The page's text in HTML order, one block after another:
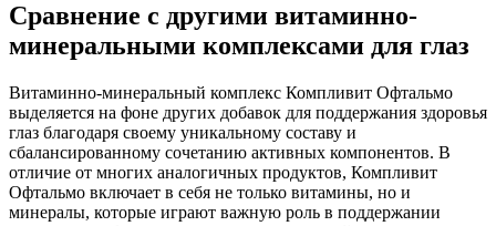
Сравнение с другими витаминно-
минеральными комплексами для глаз
Витаминно-минеральный комплекс Компливит Офтальмо
выделяется на фоне других добавок для поддержания здоровья
глаз благодаря своему уникальному составу и
сбалансированному сочетанию активных компонентов. В
отличие от многих аналогичных продуктов, Компливит
Офтальмо включает в себя не только витамины, но и
минералы, которые играют важную роль в поддержании